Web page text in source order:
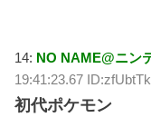
14: NO NAME@ニン
19:41:23.67
初代ポケモン